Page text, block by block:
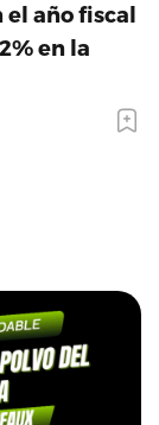
el año fiscal
en la